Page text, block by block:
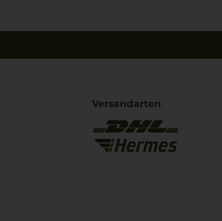
Versandarten